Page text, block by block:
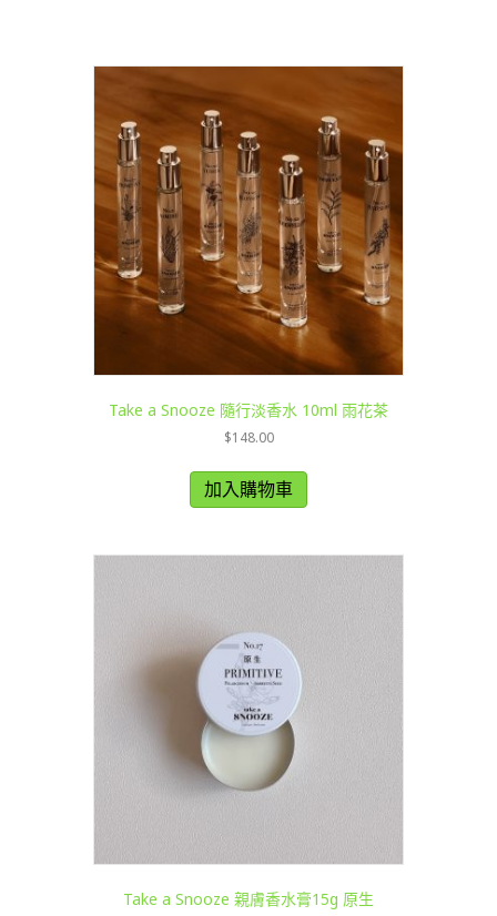
Take a Snooze 隨行淡香水 10ml 雨花茶
$148.00
加入購物車
Take a Snooze 親膚香水膏15g 原生